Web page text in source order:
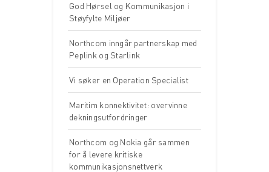
God Hørsel og Kommunikasjon i
Støyfylte Miljøer
Northcom inngår partnerskap med
Peplink og Starlink
Vi søker en Operation Specialist
Maritim konnektivitet: overvinne
dekningsutfordringer
Northcom og Nokia går sammen
for å levere kritiske
kommunikasjonsnettverk